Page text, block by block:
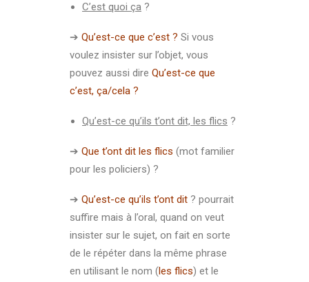
C’est quoi ça ?
➔ Qu’est-ce que c’est ? Si vous
voulez insister sur l’objet, vous
pouvez aussi dire Qu’est-ce que
c’est, ça/cela ?
Qu’est-ce qu’ils t’ont dit, les flics ?
➔ Que t’ont dit les flics (mot familier
pour les policiers) ?
➔ Qu’est-ce qu’ils t’ont dit ? pourrait
suffire mais à l’oral, quand on veut
insister sur le sujet, on fait en sorte
de le répéter dans la même phrase
en utilisant le nom (les flics) et le